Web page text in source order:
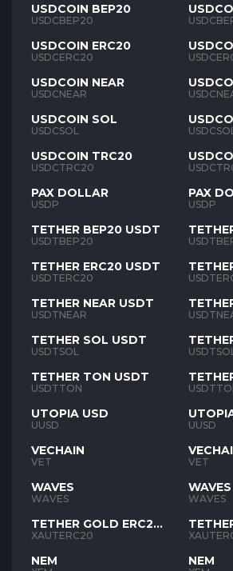
USDCOIN BEP20
USDCBEP20
USDCOIN ERC20
USDCERC20
USDCOIN NEAR
USDCNEAR
USDCOIN SOL
USDCSOL
USDCOIN TRC20
USDCTRC20
PAX DOLLAR
USDP
TETHER BEP20 USDT
USDTBEP20
TETHER ERC20 USDT
USDTERC20
TETHER NEAR USDT
USDTNEAR
TETHER SOL USDT
USDTSOL
TETHER TON USDT
USDTTON
UTOPIA USD
UUSD
VECHAIN
VET
WAVES
WAVES
TETHER GOLD ERC20
XAUT
XAUTERC20
NEM
PAX
USDP
UUSD
VET
WAVES
WAVES
XAUT
NEM